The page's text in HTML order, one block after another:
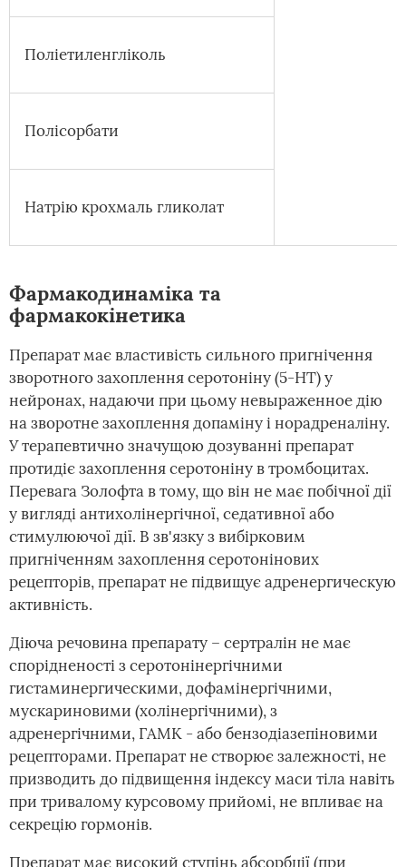
Поліетиленгліколь
Полісорбати
Натрію крохмаль гликолат
Фармакодинаміка та
фармакокінетика
Препарат має властивість сильного пригнічення
зворотного захоплення серотоніну (5-НТ) у
нейронах, надаючи при цьому невыраженное дію
на зворотне захоплення допаміну і норадреналіну.
У терапевтично значущою дозуванні препарат
протидіє захоплення серотоніну в тромбоцитах.
Перевага Золофта в тому, що він не має побічної дії
у вигляді антихолінергічної, седативної або
стимулюючої дії. В зв'язку з вибірковим
пригніченням захоплення серотонінових
рецепторів, препарат не підвищує адренергическую
активність.
Діюча речовина препарату – сертралін не має
спорідненості з серотонінергічними
гистаминергическими, дофамінергічними,
мускариновими (холінергічними), з
адренергічними, ГАМК - або бензодіазепіновими
рецепторами. Препарат не створює залежності, не
призводить до підвищення індексу маси тіла навіть
при тривалому курсовому прийомі, не впливає на
секрецію гормонів.
Препарат має високий ступінь абсорбції (при